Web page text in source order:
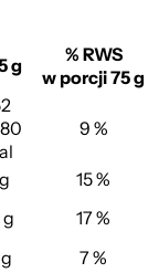
g
% RWS
w porcji 75 g
9 %
15 %
g
17 %
7 %